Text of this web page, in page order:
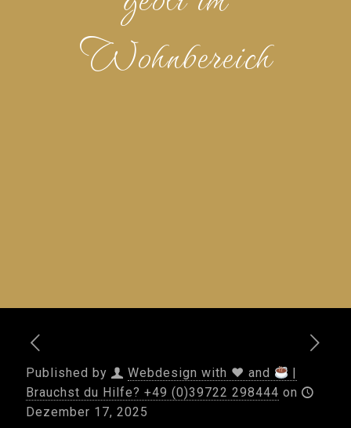
Wohnbereich
Published by Webdesign with ♥ and
|
Brauchst du Hilfe? +49 (0)39722 298444 on
Dezember 17, 2025